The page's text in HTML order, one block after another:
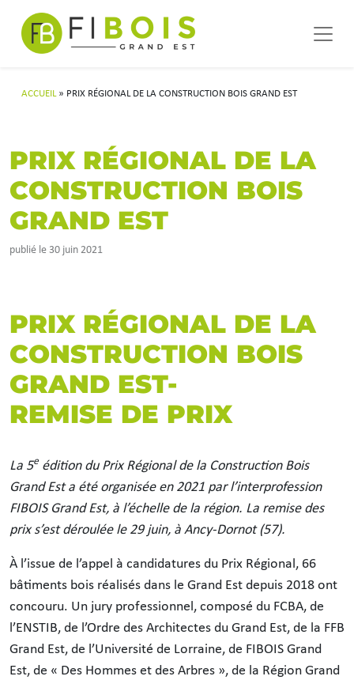
Navigation principale
ACCUEIL» PRIX RÉGIONAL DE LA CONSTRUCTION BOIS GRAND EST
PRIX RÉGIONAL DE LA
CONSTRUCTION BOIS
GRAND EST
publié le 30 juin 2021
PRIX RÉGIONAL DE LA
CONSTRUCTION BOIS
GRAND EST-
REMISE DE PRIX
La 5e édition du Prix Régional de la Construction Bois
Grand Est a été organisée en 2021 par l’interprofession
FIBOIS Grand Est, à l’échelle de la région. La remise des
prix s’est déroulée le 29 juin, à Ancy-Dornot (57).
À l’issue de l’appel à candidatures du Prix Régional, 66
bâtiments bois réalisés dans le Grand Est depuis 2018 ont
concouru. Un jury professionnel, composé du FCBA, de
l’ENSTIB, de l’Ordre des Architectes du Grand Est, de la FFB
Grand Est, de l’Université de Lorraine, de FIBOIS Grand
Est, de « Des Hommes et des Arbres », de la Région Grand